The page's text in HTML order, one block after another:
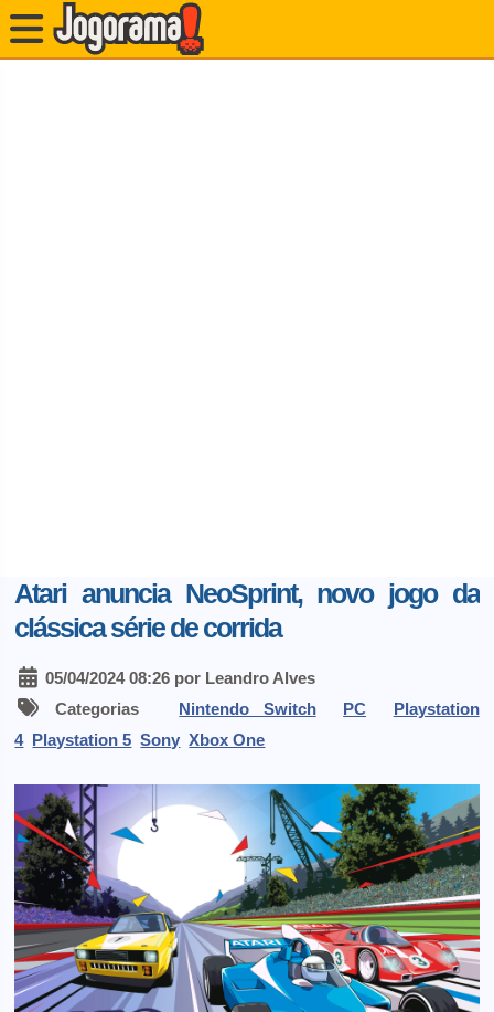
Atari anuncia NeoSprint, novo jogo da
clássica série de corrida
05/04/2024 08:26 por Leandro Alves
Categorias Nintendo Switch PC
Playstation
4 Playstation 5 Sony Xbox One